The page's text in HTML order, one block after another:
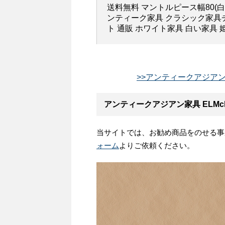
送料無料 マントルピース幅80(
ンティーク家具 クラシック家
ト 通販 ホワイト家具 白い家具
>>アンティークアジア
アンティークアジアン家具
当サイトでは、お勧め商品をのせる
ォーム よりご依頼ください。